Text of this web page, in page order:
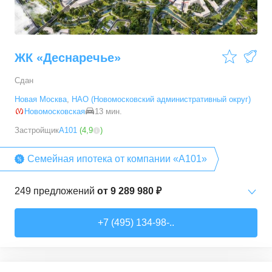
ЖК «Деснаречье»
Сдан
Новая Москва, НАО (Новомосковский административный округ)
Новомосковская
13 мин.
ЗастройщикА101 (4,9 )
Семейная ипотека от компании «А101»
249 предложений от 9 289 980 ₽
+7 (495) 134-98-..